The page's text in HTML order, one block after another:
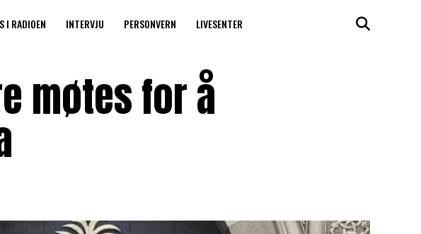
I RADIOEN INTERVJU PERSONVERN LIVESENTER
møtes for å